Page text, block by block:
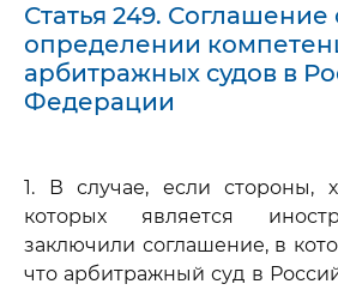
Статья 249. Соглашение
определении
арбитражных судов в
Федерации
1. В случае, если стороны,
которых является
заключили соглашение, в
что арбитражный суд в